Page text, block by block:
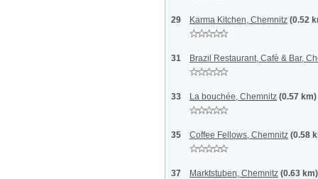
29 Karma Kitchen, Chemnitz (0.52
31 Brazil Restaurant, Cafè & Bar,
33 La bouchée, Chemnitz (0.57 km)
35 Coffee Fellows, Chemnitz (0.58
37 Marktstuben, Chemnitz (0.63 km)